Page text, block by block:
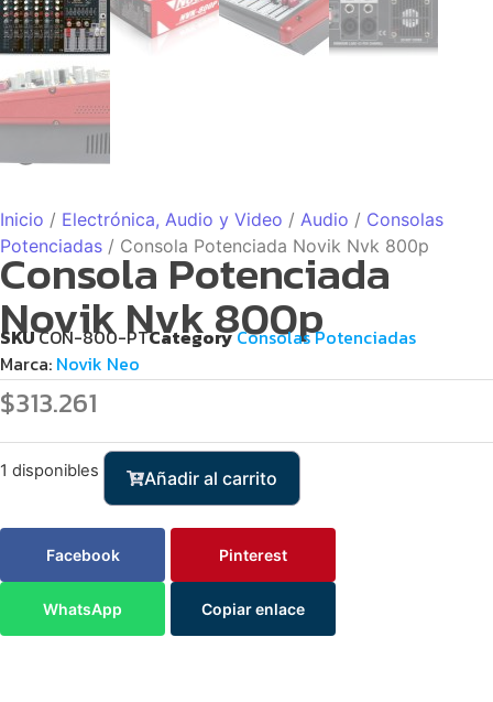
Inicio / Electrónica, Audio y Video / Audio / Consolas
Potenciadas / Consola Potenciada Novik Nvk 800p
Consola Potenciada
Novik Nvk 800p
SKUCON-800-PTCategoryConsolas Potenciadas
Marca: Novik Neo
$313.261
1 disponibles Añadir al carrito
Facebook Pinterest
WhatsApp Copiar enlace